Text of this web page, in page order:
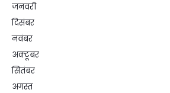
जनवरी
दिसंबर
नवंबर
अक्टूबर
सितंबर
अगस्त